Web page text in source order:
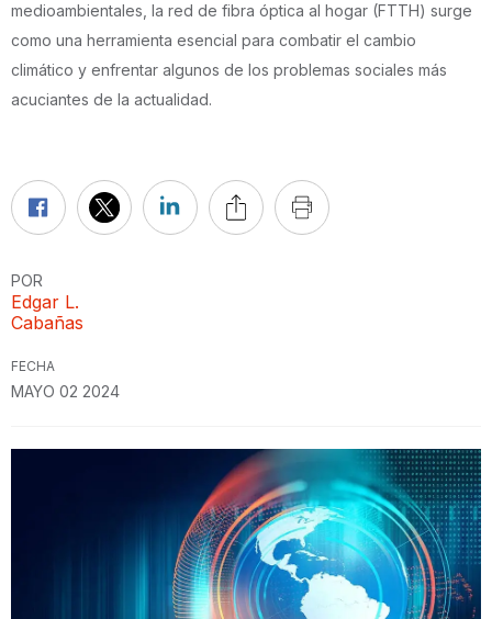
medioambientales, la red de fibra óptica al hogar (FTTH) surge
como una herramienta esencial para combatir el cambio
climático y enfrentar algunos de los problemas sociales más
acuciantes de la actualidad.
POR
Edgar L.
Cabañas
FECHA
MAYO 02 2024